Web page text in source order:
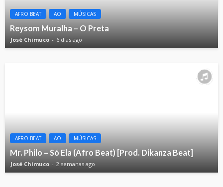
AFRO BEAT AO MÚSICAS
Reysom Muralha – O Preta
José Chimuco 6 dias ago
AFRO BEAT AO MÚSICAS
Mr. Philo – Só Ela (Afro Beat) [Prod. Dikanza Beat]
José Chimuco 2 semanas ago